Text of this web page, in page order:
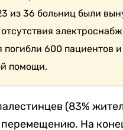
из 36 больниц были
600 пациентов
помощи.
(83%
На